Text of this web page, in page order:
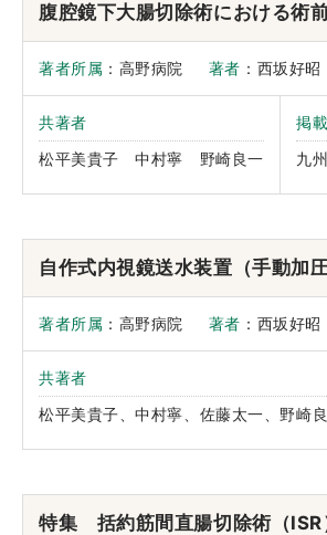
腹腔鏡下大腸切除術における術
著者所属 ：高野病院 著者 ：西坂好
共著者
松平美貴子 中村寧 野崎良一
掲
九
自作式内視鏡送水装置（手動加
著者所属 ：高野病院 著者 ：西坂好
共著者
松平美貴子、中村寧、佐藤太一、野崎
特集 括約筋間直腸切除術（